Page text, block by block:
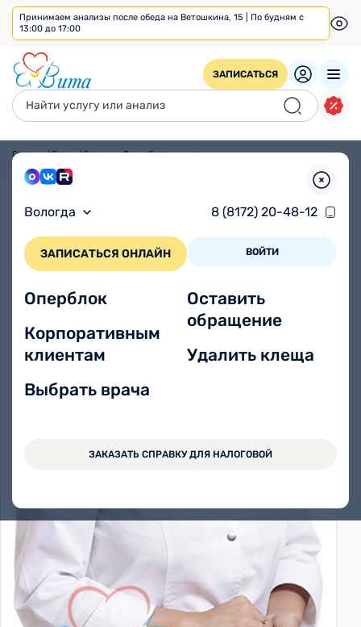
Принимаем анализы после обеда на Ветошкина, 15 | По будням с
13:00 до 17:00
ЗАПИСАТЬСЯ
Вологда 8 (8172) 20-48-12
ЗАПИСАТЬСЯ ОНЛАЙН ВОЙТИ
Оперблок
Корпоративным
клиентам
Выбрать врача
Оставить
обращение
Удалить клеща
ЗАКАЗАТЬ СПРАВКУ ДЛЯ НАЛОГОВОЙ
Главная/Врачи/Евсеенко Дарья Владимировна